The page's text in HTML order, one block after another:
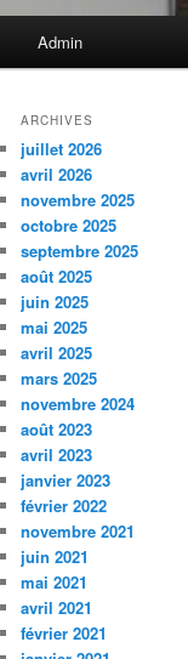
Admin
ARCHIVES
juillet 2026
avril 2026
novembre 2025
octobre 2025
septembre 2025
août 2025
juin 2025
mai 2025
avril 2025
mars 2025
novembre 2024
août 2023
avril 2023
janvier 2023
février 2022
novembre 2021
juin 2021
mai 2021
avril 2021
février 2021